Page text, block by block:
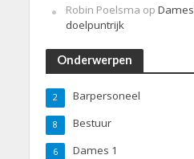
Robin Poelsma op
doelpuntrijk
Onderwerpen
Barpersoneel
2
Bestuur
8
Dames 1
6